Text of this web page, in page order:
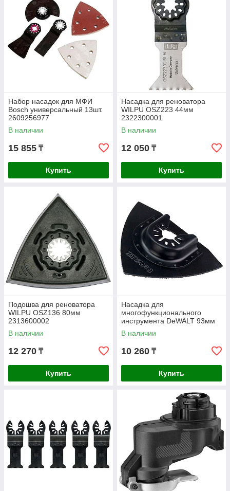
Набор насадок для МФИ
Bosch универсальный 13шт.
2609256977
В наличии
15 855 ₸
Купить
Насадка для реноватора
WILPU OSZ223 44мм
2322300001
В наличии
12 050 ₸
Купить
Подошва для реноватора
WILPU OSZ136 80мм
2313600002
В наличии
12 270 ₸
Купить
Насадка для
многофункционального
инструмента DeWALT 93мм
DT20719-QZ
В наличии
10 260 ₸
Купить